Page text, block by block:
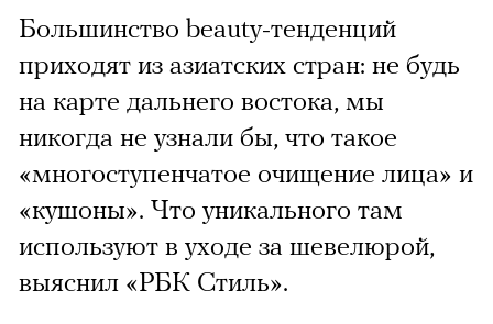
Большинство beauty-тенденций
приходят из азиатских стран: не будь
на карте дальнего востока, мы
никогда не узнали бы, что такое
«многоступенчатое очищение лица» и
«кушоны». Что уникального там
используют в уходе за шевелюрой,
выяснил «РБК Стиль».